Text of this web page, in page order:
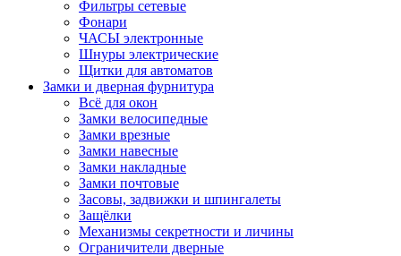
Фильтры сетевые
Фонари
ЧАСЫ электронные
Шнуры электрические
Щитки для автоматов
Замки и дверная фурнитура
Всё для окон
Замки велосипедные
Замки врезные
Замки навесные
Замки накладные
Замки почтовые
Засовы, задвижки и шпингалеты
Защёлки
Механизмы секретности и личины
Ограничители дверные